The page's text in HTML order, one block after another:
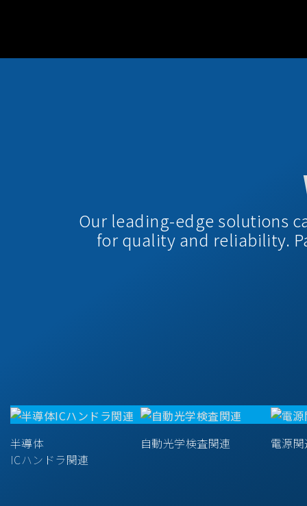
Our leading-edge solutions
for quality and reliability.
半導体
ICハンドラ関連
自動光学検査関連 電源関